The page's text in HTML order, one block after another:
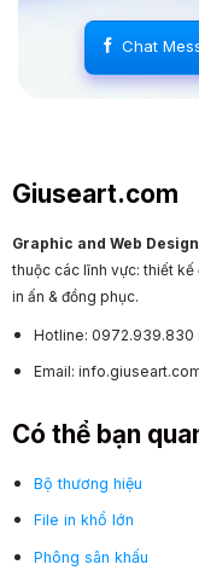
Chat
Giuseart.com
Graphic and Web
thuộc các lĩnh vực: thiết
in ấn & đồng phục.
Hotline: 0972.939.830
Email:
Có thể bạn
Bộ thương hiệu
File in khổ lớn
Phông sân khấu